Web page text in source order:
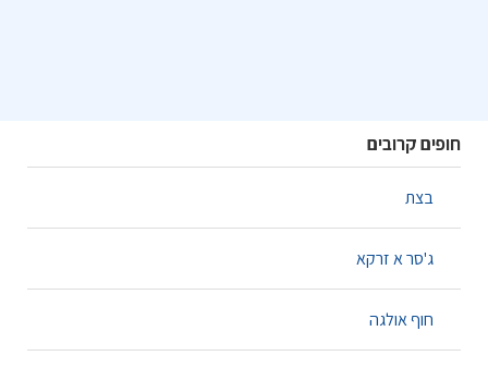
חופים קרובים
בצת
ג'סר א זרקא
חוף אולגה